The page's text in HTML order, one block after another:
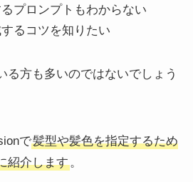
プロンプトもわからない
るコツを知りたい
る方も多いのではないでしょう
で髪型や髪色を指定するため
紹介します。